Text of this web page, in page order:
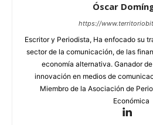
Óscar
https://
Escritor y Periodista, Ha enfocado su
sector de la comunicación, de las
economía alternativa. Ganador
innovación en medios de
Miembro de la Asociación de
Económica